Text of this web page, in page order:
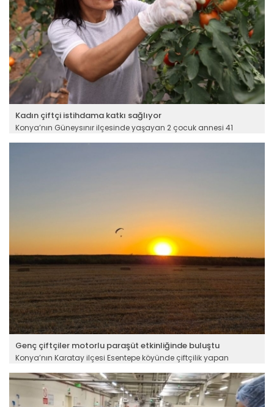
Kadın çiftçi istihdama katkı sağlıyor
Konya’nın Güneysınır ilçesinde yaşayan 2 çocuk annesi 41
dönümlük serada ilk domates hasadını yaptı. Sezon sonunda
Genç çiftçiler motorlu paraşüt etkinliğinde buluştu
Konya’nın Karatay ilçesi Esentepe köyünde çiftçilik yapan
(paramotor) etkinliği ile genç meslektaşlarını bir araya getirdi.
Devamını Oku ->